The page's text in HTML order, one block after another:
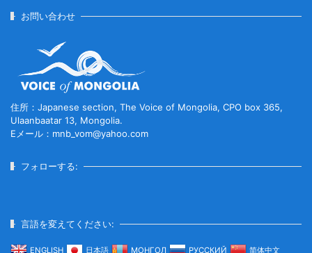
ロープウェイ建設工事の進捗率は
2026-07-30
お問い合わせ
住所：Japanese section, The Voice of Mongolia, CPO box 365,
Ulaanbaatar 13, Mongolia.
Eメール：mnb_vom@yahoo.com
フォローする:
言語を変えてください:
ENGLISH 日本語 МОНГОЛ РУССКИЙ 简体中文